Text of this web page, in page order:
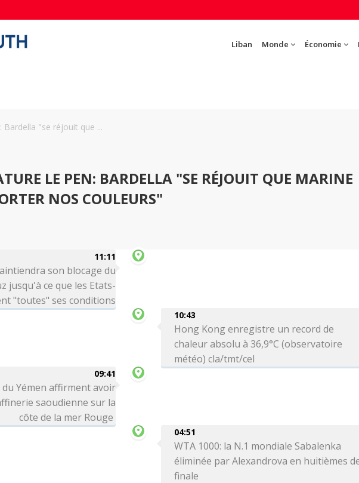
Liban Monde Économie
Bardella "se réjouit que ...
LE PEN: BARDELLA "SE RÉJOUIT QUE MARINE
NOS COULEURS"
11:11
son blocage du
jusqu'à ce que les Etats-
"toutes" ses conditions
10:43
Hong Kong enregistre un record de
chaleur absolu à 36,9°C (observatoire
météo) cla/tmt/cel
09:41
Yémen affirment avoir
saoudienne sur la
côte de la mer Rouge
04:51
WTA 1000: la N.1 mondiale Sabalenka
éliminée par Alexandrova en huitièmes
finale